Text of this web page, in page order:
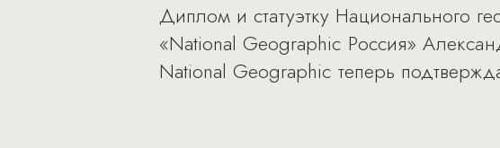
Диплом и статуэтку Национального
«National Geographic Россия»
National Geographic теперь